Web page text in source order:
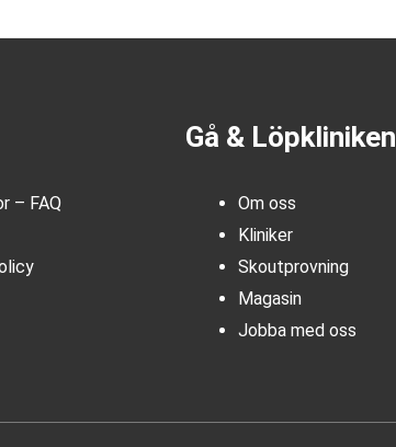
– FAQ
Gå & Löpkliniken
Om oss
Kliniker
Skoutprovning
Magasin
Jobba med oss